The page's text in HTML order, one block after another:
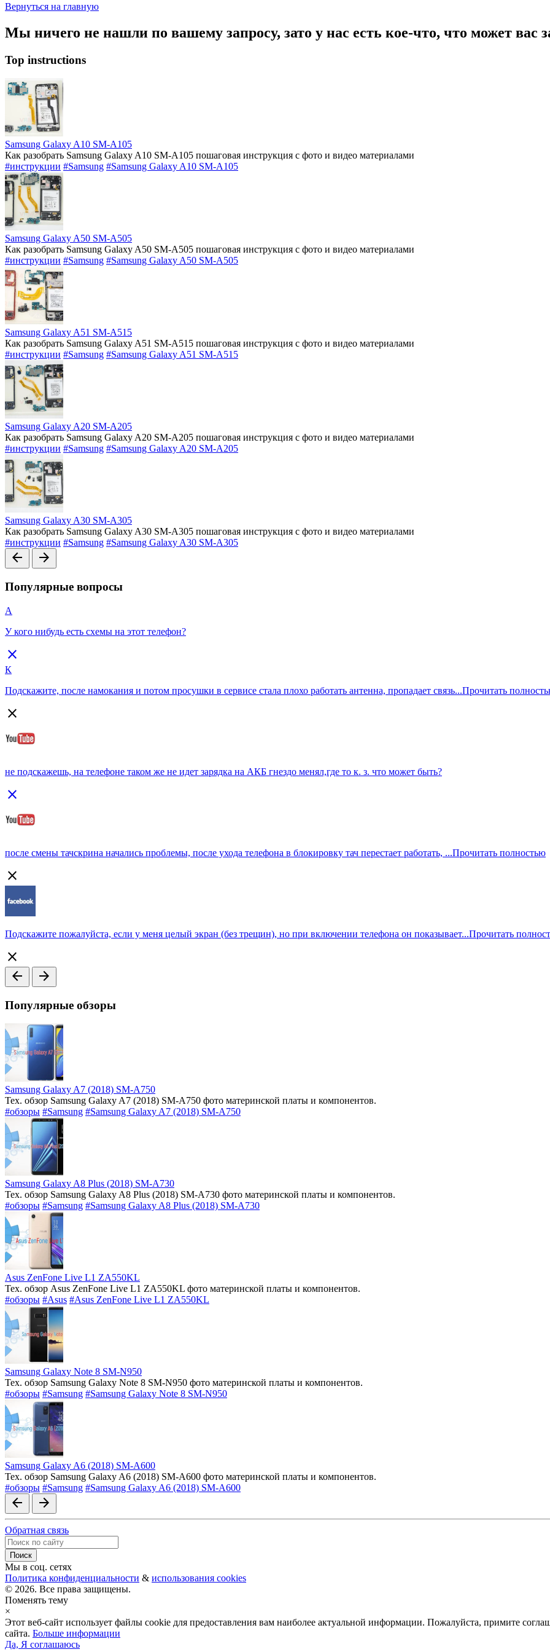
Вернуться на главную
Мы ничего не нашли по вашему запросу, зато у нас есть кое-что, что может вас
Top instructions
Samsung Galaxy A10 SM-A105
Как разобрать Samsung Galaxy A10 SM-A105 пошаговая инструкция с фото и видео материалами
#инструкции #Samsung #Samsung Galaxy A10 SM-A105
Samsung Galaxy A50 SM-A505
Как разобрать Samsung Galaxy A50 SM-A505 пошаговая инструкция с фото и видео материалами
#инструкции #Samsung #Samsung Galaxy A50 SM-A505
Samsung Galaxy A51 SM-A515
Как разобрать Samsung Galaxy A51 SM-A515 пошаговая инструкция с фото и видео материалами
#инструкции #Samsung #Samsung Galaxy A51 SM-A515
Samsung Galaxy A20 SM-A205
Как разобрать Samsung Galaxy A20 SM-A205 пошаговая инструкция с фото и видео материалами
#инструкции #Samsung #Samsung Galaxy A20 SM-A205
Samsung Galaxy A30 SM-A305
Как разобрать Samsung Galaxy A30 SM-A305 пошаговая инструкция с фото и видео материалами
#инструкции #Samsung #Samsung Galaxy A30 SM-A305
arrow_back arrow_forward
Популярные вопросы
А
У кого нибудь есть схемы на этот телефон?
close
К
Подскажите, после намокания и потом просушки в сервисе стала плохо работать антенна, пропадает связь...Прочитать
close
не подскажешь, на телефоне таком же не идет зарядка на АКБ гнездо менял,где то к. з. что может быть?
close
после смены тачскрина начались проблемы, после ухода телефона в блокировку тач перестает работать, ...Прочитать полностью
close
Подскажите пожалуйста, если у меня целый экран (без трещин), но при включении телефона он показывает...Прочитать
close
arrow_back
arrow_forward
Популярные обзоры
Samsung Galaxy A7 (2018) SM-A750
Тех. обзор Samsung Galaxy A7 (2018) SM-A750 фото материнской платы и компонентов.
#обзоры #Samsung #Samsung Galaxy A7 (2018) SM-A750
Samsung Galaxy A8 Plus (2018) SM-A730
Тех. обзор Samsung Galaxy A8 Plus (2018) SM-A730 фото материнской платы и компонентов.
#обзоры #Samsung #Samsung Galaxy A8 Plus (2018) SM-A730
Asus ZenFone Live L1 ZA550KL
Тех. обзор Asus ZenFone Live L1 ZA550KL фото материнской платы и компонентов.
#обзоры #Asus #Asus ZenFone Live L1 ZA550KL
Samsung Galaxy Note 8 SM-N950
Тех. обзор Samsung Galaxy Note 8 SM-N950 фото материнской платы и компонентов.
#обзоры #Samsung #Samsung Galaxy Note 8 SM-N950
Samsung Galaxy A6 (2018) SM-A600
Тех. обзор Samsung Galaxy A6 (2018) SM-A600 фото материнской платы и компонентов.
#обзоры #Samsung #Samsung Galaxy A6 (2018) SM-A600
arrow_back arrow_forward
Обратная связь
Мы в соц. сетях
Политика конфиденциальности & использования cookies
© 2026. Все права защищены.
Поменять тему
×
Этот веб-сайт использует файлы cookie для предоставления вам наиболее актуальной информации. Пожалуйста, примите
сайта. Больше информации
Да, Я соглашаюсь